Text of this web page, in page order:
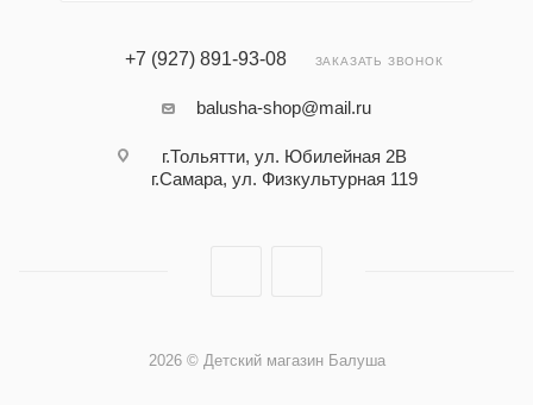
+7 (927) 891-93-08 ЗАКАЗАТЬ ЗВОНОК
balusha-shop@mail.ru
г.Тольятти, ул. Юбилейная 2В
г.Самара, ул. Физкультурная 119
2026 © Детский магазин Балуша